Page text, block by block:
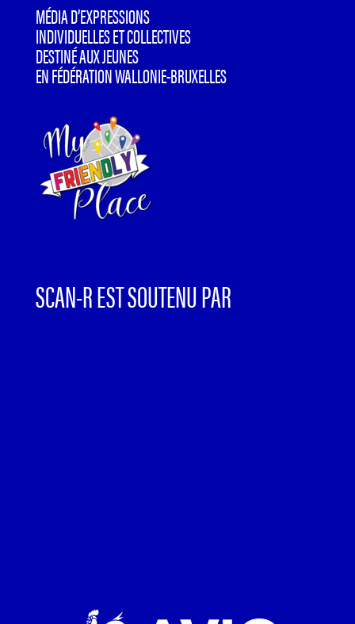
MÉDIA D’EXPRESSIONS
INDIVIDUELLES ET COLLECTIVES
DESTINÉ AUX JEUNES
EN FÉDÉRATION WALLONIE-BRUXELLES
SCAN-R EST SOUTENU PAR